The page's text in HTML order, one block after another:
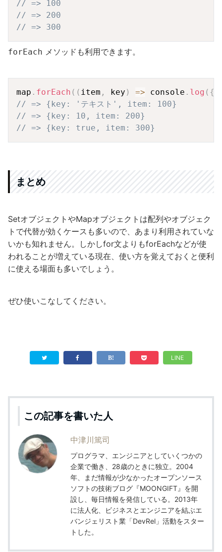
// => 100
// => 200
// => 300
forEach メソッドも利用できます。
map . forEach ( ( item , key ) => console . log ( {
// => {key: 'テキスト', item: 100}
// => {key: 10, item: 200}
// => {key: true, item: 300}
まとめ
SetオブジェクトやMapオブジェクトは配列やオブジェク
トで代替が効くケースも多いので、あまり利用されていな
いかも知れません。しかしfor文よりもforEachなどが使
われることが増えている現在、使い方を覚えておくと便利
に使える場面も多いでしょう。
ぜひ使いこなしてください。
LINE
この記事を書いた人
中津川篤司
プログラマ、エンジニアとしていくつかの
企業で働き、28歳のときに独立。2004
年、まだ情報が少なかったオープンソース
ソフトの技術ブログ『MOONGIFT』を開
設し、毎日情報を発信している。2013年
に法人化、ビジネスとエンジニアを結ぶエ
バンジェリスト業「DevRel」活動をスター
トした。